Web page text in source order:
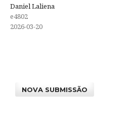
Daniel Laliena
e4802
2026-03-20
NOVA SUBMISSÃO